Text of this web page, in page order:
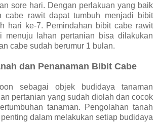
sore hari. Dengan perlakuan yang baik
cabe rawit dapat tumbuh menjadi bibit
hari ke-7. Pemindahan bibit cabe rawit
menuju lahan pertanian bisa dilakukan
cabe sudah berumur 1 bulan.
dan Penanaman Bibit Cabe
sebagai objek budidaya tanaman
pertanian yang sudah diolah dan cocok
tanaman. Pengolahan tanah
dalam melakukan setiap budidaya